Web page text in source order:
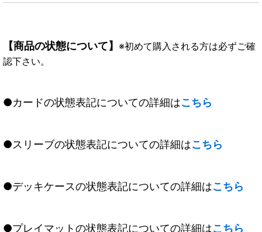
【商品の状態について】 ※初めて購入される方は必ずご確
認下さい。
●カードの状態表記についての詳細はこちら
●スリーブの状態表記についての詳細はこちら
●デッキケースの状態表記についての詳細はこちら
●プレイマットの状態表記についての詳細はこちら